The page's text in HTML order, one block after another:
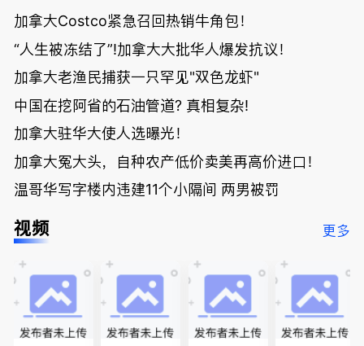
加拿大Costco紧急召回热销牛角包！
“人生被冻结了”!加拿大大批华人爆发抗议！
加拿大老渔民捕获一只罕见"双色龙虾"
中国在挖阿省的石油管道? 真相复杂!
加拿大驻华大使人选曝光！
加拿大冤大头，自种农产低价卖美再高价进口！
温哥华写字楼内违建11个小隔间 两男被罚
视频 更多